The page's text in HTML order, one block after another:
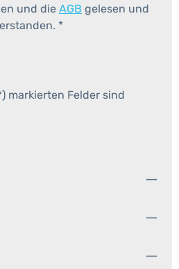
und die AGB gelesen und
*
markierten Felder sind